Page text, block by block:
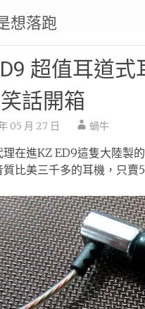
想落跑
超值耳道式
話開箱
05 月 27 日 蝸牛
理在進KZ ED9這隻大陸製
質比美三千多的耳機，只賣